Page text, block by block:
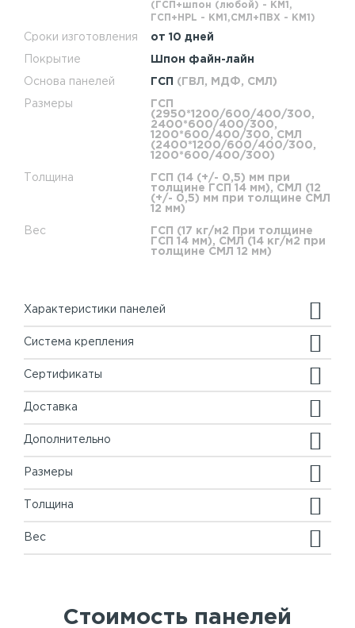
(ГСП+шпон (любой) - КМ1,
ГСП+HPL - КМ1,СМЛ+ПВХ - КМ1)
Сроки изготовления от 10 дней
Покрытие Шпон файн-лайн
Основа панелей ГСП (ГВЛ, МДФ, СМЛ)
Размеры
ГСП
(2950*1200/600/400/300,
2400*600/400/300,
1200*600/400/300, СМЛ
(2400*1200/600/400/300,
1200*600/400/300)
Толщина
ГСП (14 (+/- 0,5) мм при
толщине ГСП 14 мм), СМЛ (12
(+/- 0,5) мм при толщине СМЛ
12 мм)
Вес
ГСП (17 кг/м2 При толщине
ГСП 14 мм), СМЛ (14 кг/м2 при
толщине СМЛ 12 мм)
Характеристики панелей
Система крепления
Сертификаты
Доставка
Дополнительно
Размеры
Толщина
Вес
Стоимость панелей